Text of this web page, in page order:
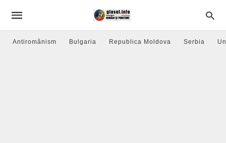
Antiromânism Bulgaria Republica Moldova Serbia